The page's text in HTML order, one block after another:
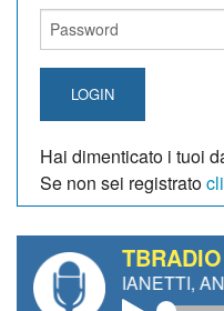
LOGIN
Hai dimenticato i tuoi
Se non sei registrato
TBRADIO
GIANETTI, ANDREA